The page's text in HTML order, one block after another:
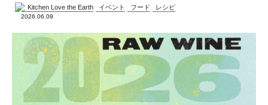
Kitchen Love the Earth イベント フード レシピ
2026.06.09